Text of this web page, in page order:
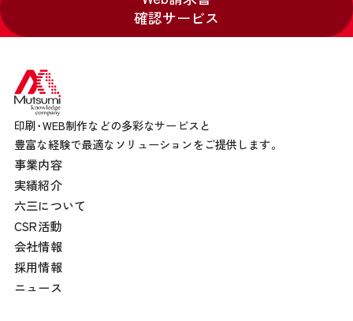
確認サービス
印刷･WEB制作などの多彩なサービスと
豊富な経験で最適なソリューションをご提供します。
事業内容
実績紹介
六三について
CSR活動
会社情報
採用情報
ニュース